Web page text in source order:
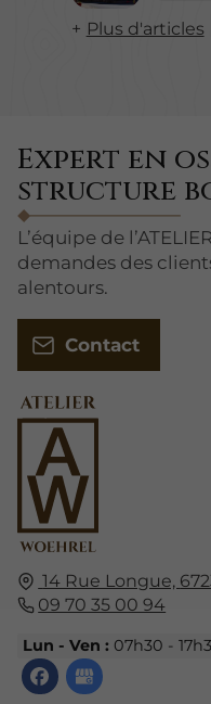
Plus d'articles
14 Rue Longue,
09 70 35 00 94
Lun - Ven : 07h30 -
Expert en
structure
L’équipe de
demandes des
alentours.
Contact